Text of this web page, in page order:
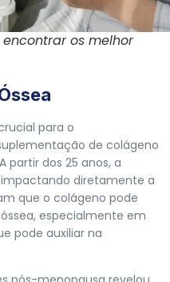
os melhor
para o
de colágeno
partir dos 25 anos, a
diretamente a
que o colágeno pode
especialmente em
pode auxiliar na